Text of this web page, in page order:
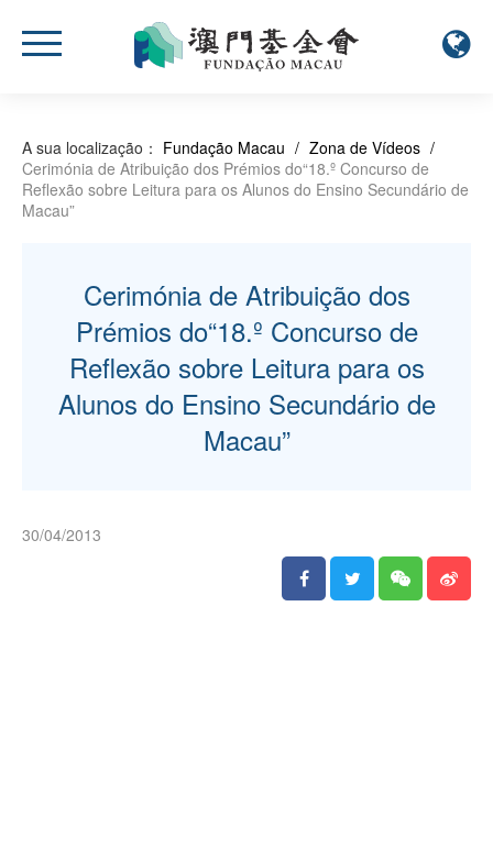
A sua localização： Fundação Macau / Zona de Vídeos /
Cerimónia de Atribuição dos Prémios do“18.º Concurso de
Reflexão sobre Leitura para os Alunos do Ensino Secundário de
Macau”
Cerimónia de Atribuição dos
Prémios do“18.º Concurso de
Reflexão sobre Leitura para os
Alunos do Ensino Secundário de
Macau”
30/04/2013